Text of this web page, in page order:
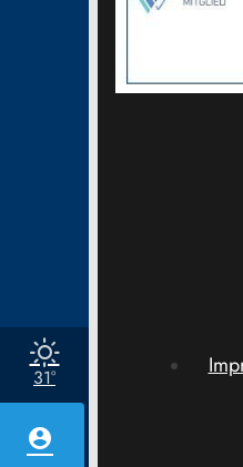
account_circle
31°